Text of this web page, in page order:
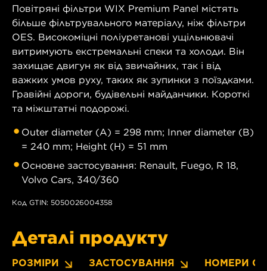
Повітряні фільтри WIX Premium Panel містять
більше фільтрувального матеріалу, ніж фільтри
OES. Високоміцні поліуретанові ущільнювачі
витримують екстремальні спеки та холоди. Він
захищає двигун як від звичайних, так і від
важких умов руху, таких як зупинки з поїздками.
Гравійні дороги, будівельні майданчики. Короткі
та міжштатні подорожі.
Outer diameter (A) = 298 mm; Inner diameter (B)
= 240 mm; Height (H) = 51 mm
Основне застосування: Renault, Fuego, R 18,
Volvo Cars, 340/360
Код GTIN: 5050026004358
Деталі продукту
РОЗМІРИ ЗАСТОСУВАННЯ НОМЕРИ OE